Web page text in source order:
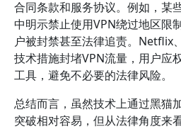
合同条款和服务协议。例如，某
中明示禁止使用VPN绕过地区限
户被封禁甚至法律追责。Netflix
技术措施封堵VPN流量，用户应
工具，避免不必要的法律风险。
总结而言，虽然技术上通过黑猫
突破相对容易，但从法律角度来